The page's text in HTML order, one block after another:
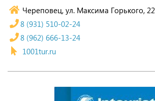
Череповец, ул. Максима Горького, 22
8 (931) 510-02-24
8 (962) 666-13-24
1001tur.ru